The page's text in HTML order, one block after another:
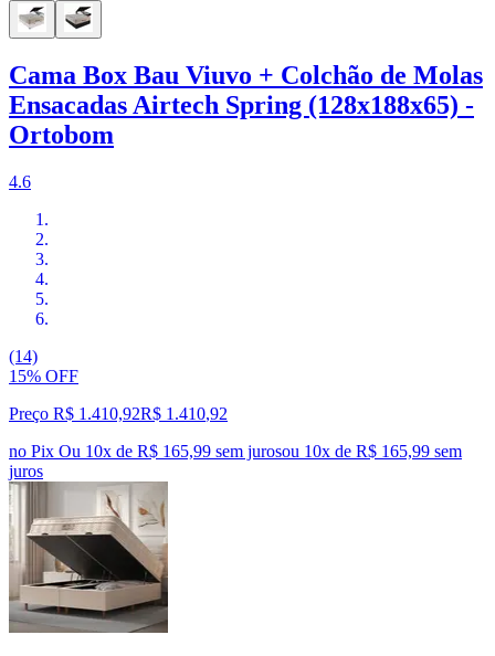
Cama Box Bau Viuvo + Colchão de Molas
Ensacadas Airtech Spring (128x188x65) -
Ortobom
4.6
(14)
15% OFF
Preço R$ 1.410,92R$ 1.410,92
no Pix Ou 10x de R$ 165,99 sem jurosou 10x de R$ 165,99 sem
juros